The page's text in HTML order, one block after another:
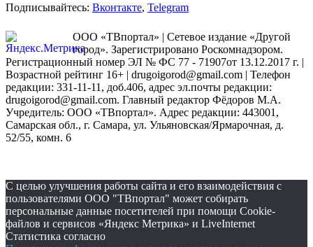
Подписывайтесь: Вконтакте, Telegram
ООО «ТВпортал» | Сетевое издание «Другой
город». Зарегистрировано Роскомнадзором.
Регистрационный номер ЭЛ № ФС 77 - 71907от 13.12.2017 г. |
Возрастной рейтинг 16+ | drugoigorod@gmail.com | Телефон
редакции: 331-11-11, доб.406, адрес эл.почты редакции:
drugoigorod@gmail.com. Главный редактор Фёдоров М.А.
Учредитель: ООО «ТВпортал». Адрес редакции: 443001,
Самарская обл., г. Самара, ул. Ульяновская/Ярмарочная, д.
52/55, комн. 6
С целью улучшения работы сайта и его взаимодействия с
пользователями ООО "ТВпортал" может собирать
персональные данные посетителей при помощи Cookie-
файлов и сервисов «Яндекс Метрика» и LiveInternet
Статистика согласно